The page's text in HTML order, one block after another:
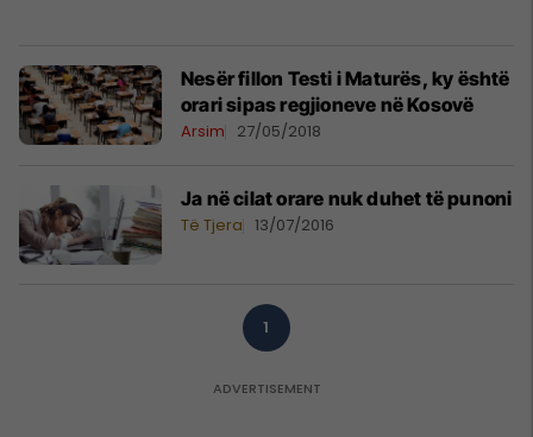
Nesër fillon Testi i Maturës, ky është
orari sipas regjioneve në Kosovë
Arsim 27/05/2018
Ja në cilat orare nuk duhet të punoni
Të Tjera 13/07/2016
1